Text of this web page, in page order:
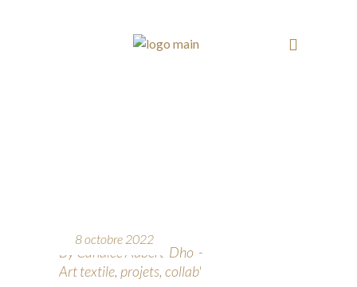
8 octobre 2022
By Candice Aubert-Dho
Art textile, projets, collab'